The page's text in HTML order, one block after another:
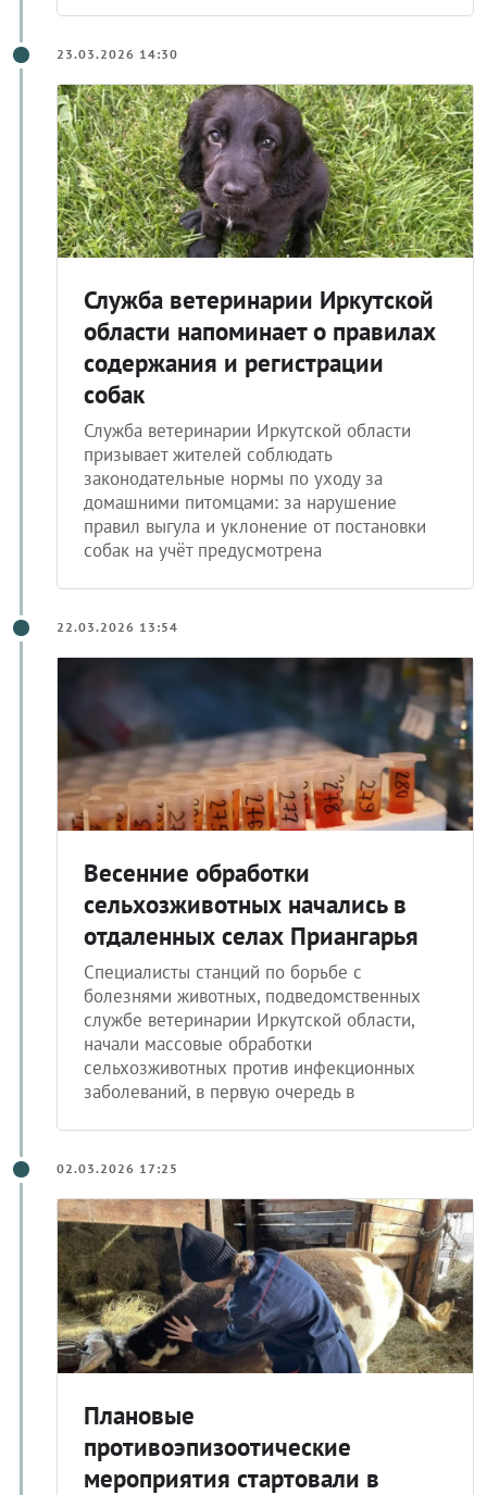
Служба ветеринарии Иркутской
области напоминает о правилах
содержания и регистрации
собак
Служба ветеринарии Иркутской области
призывает жителей соблюдать
законодательные нормы по уходу за
домашними питомцами: за нарушение
правил выгула и уклонение от постановки
Весенние обработки
сельхозживотных начались в
отдаленных селах Приангарья
Специалисты станций по борьбе с
болезнями животных, подведомственных
службе ветеринарии Иркутской области,
начали массовые обработки
сельхозживотных против инфекционных
Плановые
противоэпизоотические